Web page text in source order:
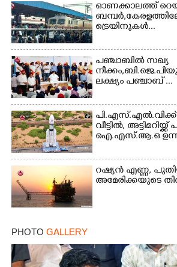
ഓണക്കാലത്ത്
ട്രെയിനുകൾ...
പഞ്ചാബില്‍ സഖ്യ
ലക്ഷ്യം പഞ്ചാബ് ...
പി.എസ്.എൽ.വിക്ക്
വീട്ടിൽ, അട്ടിമറിയ്ക്ക്
ഐ.എസ്.ആ.ഒ
റഷ്യൻ എണ്ണ, പുതിയ
അമേരിക്കയുടെ
PHOTO GALLERY
Copy Link